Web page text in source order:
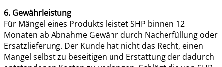
6. Gewährleistung
Für Mängel eines Produkts leistet SHP binnen 12
Monaten ab Abnahme Gewähr durch Nacherfüllung oder
Ersatzlieferung. Der Kunde hat nicht das Recht, einen
Mangel selbst zu beseitigen und Erstattung der dadurch